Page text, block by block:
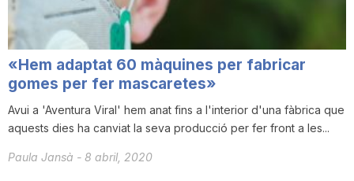
«Hem adaptat 60 màquines per fabricar
gomes per fer mascaretes»
Avui a 'Aventura Viral' hem anat fins a l'interior d'una fàbrica que
aquests dies ha canviat la seva producció per fer front a les...
Paula Jansà - 8 abril, 2020